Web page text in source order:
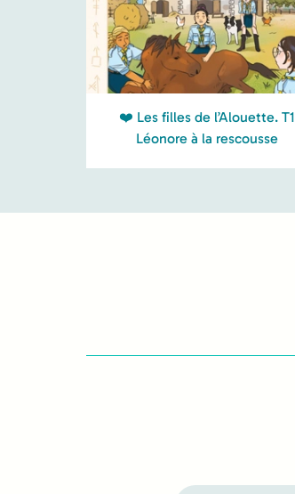
❤️ Les filles de l’Alouette. T1
Léonore à la rescousse